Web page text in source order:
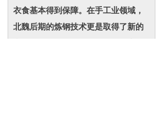
衣食基本得到保障。在手工业领域，
北魏后期的炼钢技术更是取得了新的